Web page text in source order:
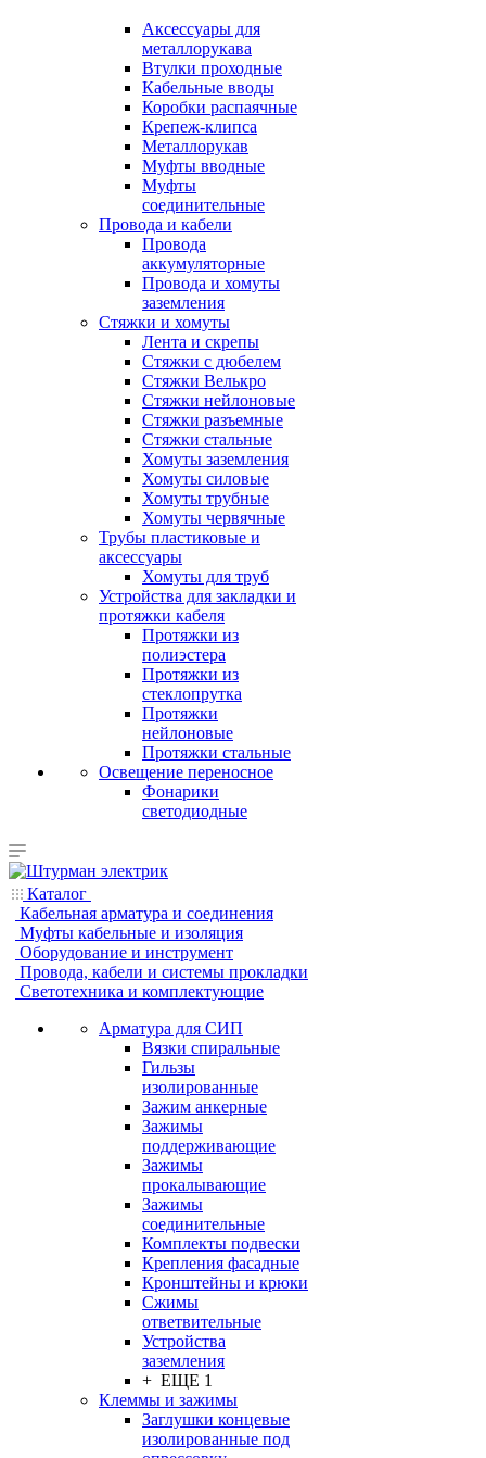
Аксессуары для
металлорукава
Втулки проходные
Кабельные вводы
Коробки распаячные
Крепеж-клипса
Металлорукав
Муфты вводные
Муфты
соединительные
Провода и кабели
Провода
аккумуляторные
Провода и хомуты
заземления
Стяжки и хомуты
Лента и скрепы
Стяжки c дюбелем
Стяжки Велькро
Стяжки нейлоновые
Стяжки разъемные
Стяжки стальные
Хомуты заземления
Хомуты силовые
Хомуты трубные
Хомуты червячные
Трубы пластиковые и
аксессуары
Хомуты для труб
Устройства для закладки и
протяжки кабеля
Протяжки из
полиэстера
Протяжки из
стеклопрутка
Протяжки
нейлоновые
Протяжки стальные
Освещение переносное
Фонарики
светодиодные
Каталог
Кабельная арматура и соединения
Муфты кабельные и изоляция
Оборудование и инструмент
Провода, кабели и системы прокладки
Светотехника и комплектующие
Арматура для СИП
Вязки спиральные
Гильзы
изолированные
Зажим анкерные
Зажимы
поддерживающие
Зажимы
прокалывающие
Зажимы
соединительные
Комплекты подвески
Крепления фасадные
Кронштейны и крюки
Сжимы
ответвительные
Устройства
заземления
+ ЕЩЕ 1
Клеммы и зажимы
Заглушки концевые
изолированные под